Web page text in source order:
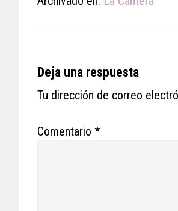
Reader
Interactions
Deja una respuesta
Tu dirección de correo
Comentario *